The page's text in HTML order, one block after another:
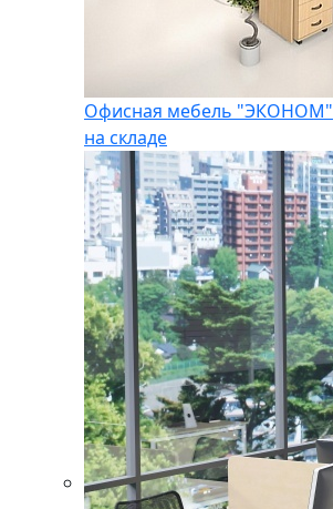
Офисная мебель "ЭКОНОМ"
на складе